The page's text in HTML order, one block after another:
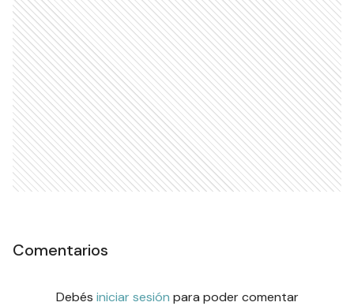
Comentarios
Debés iniciar sesión para poder comentar